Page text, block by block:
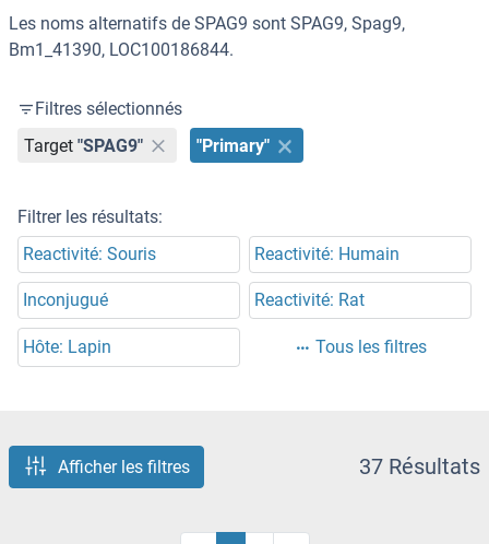
Les noms alternatifs de SPAG9 sont SPAG9, Spag9,
Bm1_41390, LOC100186844.
Filtres sélectionnés
Target "SPAG9" "Primary"
Filtrer les résultats:
Reactivité: Souris
Reactivité: Humain
Inconjugué Reactivité: Rat
Hôte: Lapin Tous les filtres
Afficher les filtres 37 Résultats